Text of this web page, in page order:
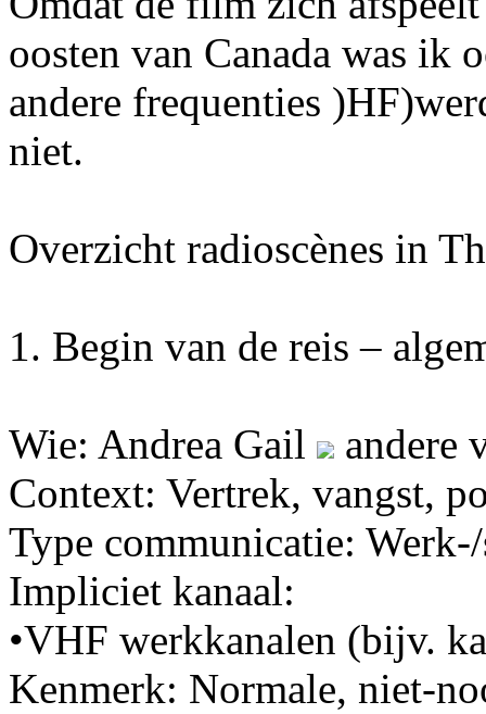
oosten van Canada was ik
andere frequenties
niet.
Overzicht radioscènes in
1. Begin van de reis –
Wie: Andrea Gail
andere
Context: Vertrek, vangst,
Type communicatie:
Impliciet kanaal:
•VHF werkkanalen (bijv.
Kenmerk: Normale, niet-